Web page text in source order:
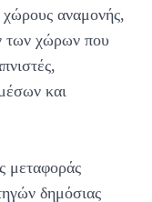
χώρους αναμονής,
των χώρων που
και
μεταφοράς
δημόσιας